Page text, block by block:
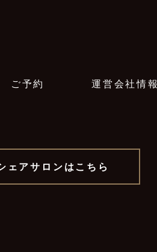
ご予約
運営会社情報
ェアサロンはこちら